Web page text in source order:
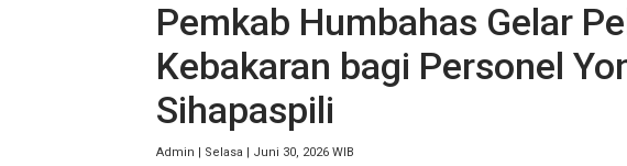
Pemkab Humbahas Gelar
Kebakaran bagi Personel
Sihapaspili
Admin | Selasa | Juni 30, 2026 WIB